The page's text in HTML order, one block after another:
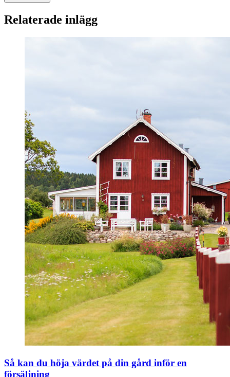
Relaterade inlägg
Så kan du höja värdet på din gård inför en
försäljning